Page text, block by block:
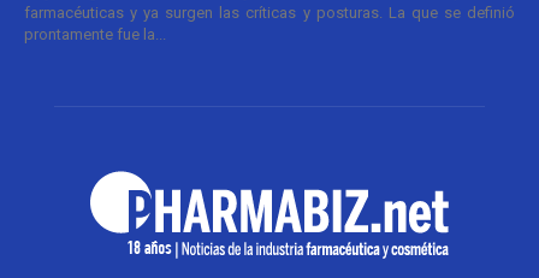
farmacéuticas y ya surgen las críticas y posturas. La que se definió
prontamente fue la...